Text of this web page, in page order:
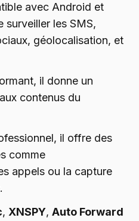
avec Android et
surveiller les SMS,
géolocalisation, et
il donne un
contenus du
il offre des
comme
appels ou la capture
, XNSPY, Auto Forward